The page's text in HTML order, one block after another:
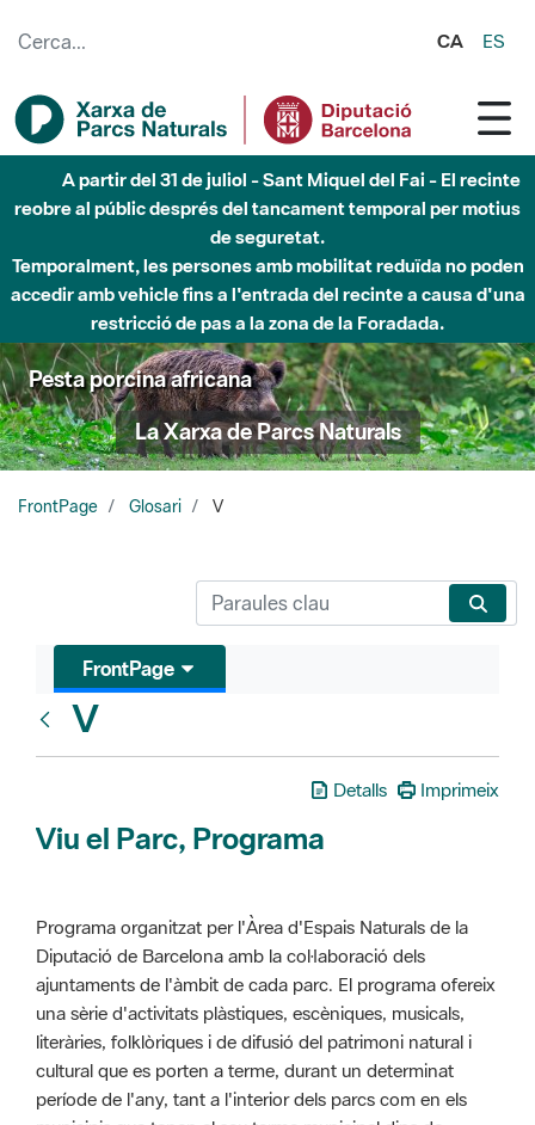
CA ES
A partir del 31 de juliol - Sant Miquel del Fai - El recinte
reobre al públic després del tancament temporal per motius
de seguretat.
Temporalment, les persones amb mobilitat reduïda no poden
accedir amb vehicle fins a l'entrada del recinte a causa d'una
restricció de pas a la zona de la Foradada.
Pesta porcina africana
La Xarxa de Parcs Naturals
FrontPage Glosari V
FrontPage
V
Detalls Imprimeix
Viu el Parc, Programa
Programa organitzat per l'Àrea d'Espais Naturals de la
Diputació de Barcelona amb la col·laboració dels
ajuntaments de l'àmbit de cada parc. El programa ofereix
una sèrie d'activitats plàstiques, escèniques, musicals,
literàries, folklòriques i de difusió del patrimoni natural i
cultural que es porten a terme, durant un determinat
període de l'any, tant a l'interior dels parcs com en els